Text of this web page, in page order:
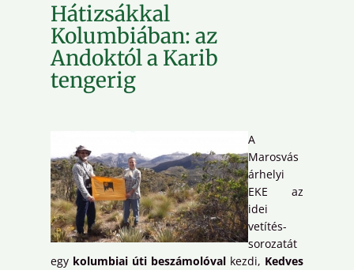
EKE történet
ökó
Hátizsákkal
Kolumbiában: az
Andoktól a Karib
tengerig
A
Marosvás
árhelyi
EKE az
idei
vetítés-
sorozatát
egy kolumbiai úti beszámolóval kezdi, Kedves